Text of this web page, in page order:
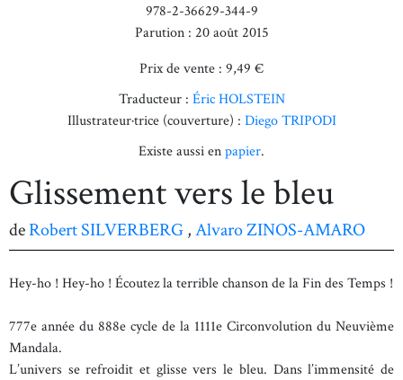
978-2-36629-344-9
Parution : 20 août 2015
Prix de vente : 9,49 €
Traducteur : Éric HOLSTEIN
Illustrateur·trice (couverture) : Diego TRIPODI
Existe aussi enpapier.
Glissement vers le bleu
deRobert SILVERBERG,Alvaro ZINOS-AMARO
Hey-ho ! Hey-ho ! Écoutez la terrible chanson de la Fin des Temps !
777e année du 888e cycle de la 1111e Circonvolution du Neuvième
Mandala.
L’univers se refroidit et glisse vers le bleu. Dans l’immensité de